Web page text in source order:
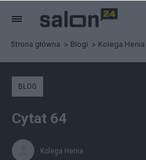
Strona główna Blogi Kolega Henia
BLOG
Cytat 64
Kolega Henia